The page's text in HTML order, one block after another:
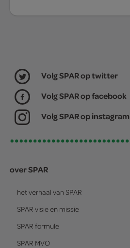
Volg SPAR op twitter
Volg SPAR op facebook
Volg SPAR op instagram
over SPAR
het verhaal van SPAR
SPAR visie en missie
SPAR formule
SPAR MVO